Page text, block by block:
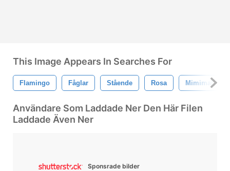
This Image Appears In Searches For
Flamingo Fåglar Stående Rosa Mimimal
Användare Som Laddade Ner Den Här Filen
Laddade Även Ner
Sponsrade bilder